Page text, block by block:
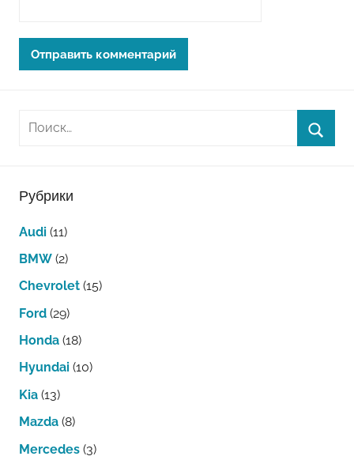
Рубрики
Audi (11)
BMW (2)
Chevrolet (15)
Ford (29)
Honda (18)
Hyundai (10)
Kia (13)
Mazda (8)
Mercedes (3)